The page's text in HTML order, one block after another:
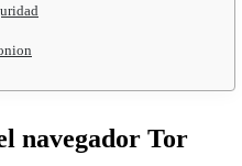
navegador Tor